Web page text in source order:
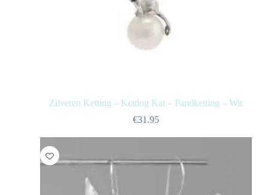
Zilveren Ketting – Ketting Kat – Parelketting – Wit
€31.95